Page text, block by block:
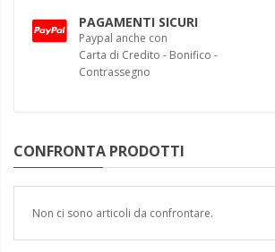
PAGAMENTI SICURI
Paypal anche con
Carta di Credito - Bonifico -
Contrassegno
CONFRONTA PRODOTTI
Non ci sono articoli da confrontare.